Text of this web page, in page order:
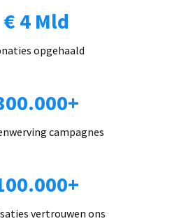
€ 4 Mld
opgehaald
campagnes
vertrouwen ons